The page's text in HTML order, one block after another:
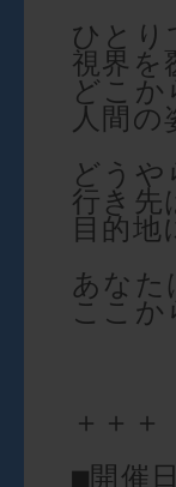
ひとり
視界を
どこ
人間
どう
行き先
目的
あなた
ここ
＋＋
■開催